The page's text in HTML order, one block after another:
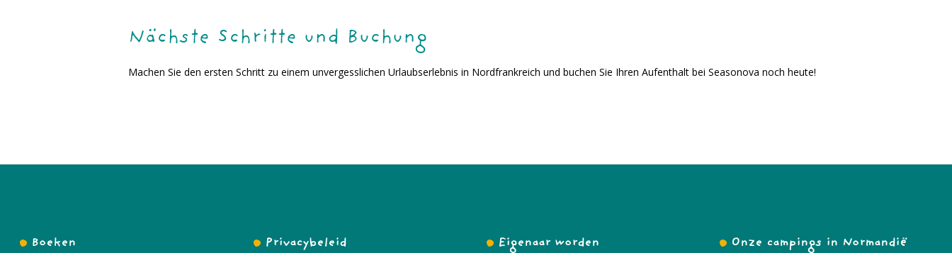
Nächste Schritte und Buchung
Machen Sie den ersten Schritt zu einem unvergesslichen Urlaubserlebnis in Nordfrankreich und buchen Sie Ihren Aufenthalt bei Seasonova noch heute!
Boeken
Privacybeleid
Eigenaar worden
Onze campings in Normandië